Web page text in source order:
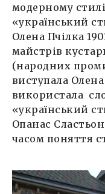
модерному
«український
Олена Пчілка
майстрів
(народних
виступала
використала
«український
Опанас
часом поняття